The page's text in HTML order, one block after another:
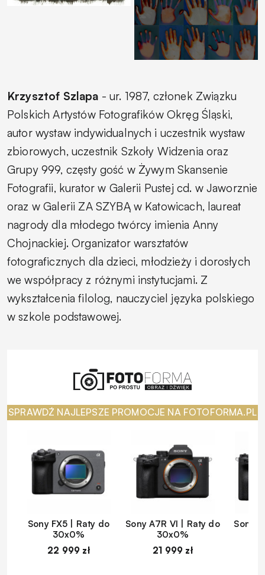
Krzysztof Szlapa - ur. 1987, członek Związku
Polskich Artystów Fotografików Okręg Śląski,
autor wystaw indywidualnych i uczestnik wystaw
zbiorowych, uczestnik Szkoły Widzenia oraz
Grupy 999, częsty gość w Żywym Skansenie
Fotografii, kurator w Galerii Pustej cd. w Jaworznie
oraz w Galerii ZA SZYBĄ w Katowicach, laureat
nagrody dla młodego twórcy imienia Anny
Chojnackiej. Organizator warsztatów
fotograficznych dla dzieci, młodzieży i dorosłych
we współpracy z różnymi instytucjami. Z
wykształcenia filolog, nauczyciel języka polskiego
w szkole podstawowej.
SPRAWDŹ NAJLEPSZE PROMOCJE NA FOTOFORMA.PL
Sony FX5 | Raty do
30x0%
22 999 zł
Sony A7R VI | Raty do
30x0%
21 999 zł
Sony